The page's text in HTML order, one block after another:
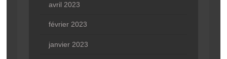
avril 2023
février 2023
janvier 2023